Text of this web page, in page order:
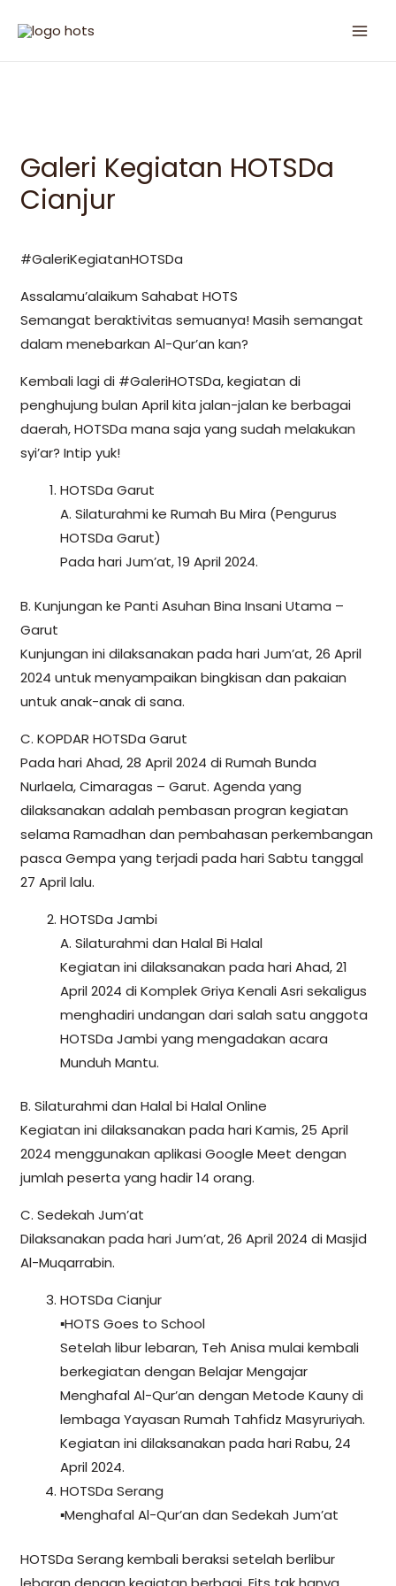
Galeri Kegiatan HOTSDa
Cianjur
#GaleriKegiatanHOTSDa
Assalamu’alaikum Sahabat HOTS
Semangat beraktivitas semuanya! Masih semangat
dalam menebarkan Al-Qur’an kan?
Kembali lagi di #GaleriHOTSDa, kegiatan di
penghujung bulan April kita jalan-jalan ke berbagai
daerah, HOTSDa mana saja yang sudah melakukan
syi’ar? Intip yuk!
HOTSDa Garut
A. Silaturahmi ke Rumah Bu Mira (Pengurus
HOTSDa Garut)
Pada hari Jum’at, 19 April 2024.
B. Kunjungan ke Panti Asuhan Bina Insani Utama –
Garut
Kunjungan ini dilaksanakan pada hari Jum’at, 26 April
2024 untuk menyampaikan bingkisan dan pakaian
untuk anak-anak di sana.
C. KOPDAR HOTSDa Garut
Pada hari Ahad, 28 April 2024 di Rumah Bunda
Nurlaela, Cimaragas – Garut. Agenda yang
dilaksanakan adalah pembasan progran kegiatan
selama Ramadhan dan pembahasan perkembangan
pasca Gempa yang terjadi pada hari Sabtu tanggal
27 April lalu.
HOTSDa Jambi
A. Silaturahmi dan Halal Bi Halal
Kegiatan ini dilaksanakan pada hari Ahad, 21
April 2024 di Komplek Griya Kenali Asri sekaligus
menghadiri undangan dari salah satu anggota
HOTSDa Jambi yang mengadakan acara
Munduh Mantu.
B. Silaturahmi dan Halal bi Halal Online
Kegiatan ini dilaksanakan pada hari Kamis, 25 April
2024 menggunakan aplikasi Google Meet dengan
jumlah peserta yang hadir 14 orang.
C. Sedekah Jum’at
Dilaksanakan pada hari Jum’at, 26 April 2024 di Masjid
Al-Muqarrabin.
HOTSDa Cianjur
▪️HOTS Goes to School
Setelah libur lebaran, Teh Anisa mulai kembali
berkegiatan dengan Belajar Mengajar
Menghafal Al-Qur’an dengan Metode Kauny di
lembaga Yayasan Rumah Tahfidz Masyruriyah.
Kegiatan ini dilaksanakan pada hari Rabu, 24
April 2024.
HOTSDa Serang
▪️Menghafal Al-Qur’an dan Sedekah Jum’at
HOTSDa Serang kembali beraksi setelah berlibur